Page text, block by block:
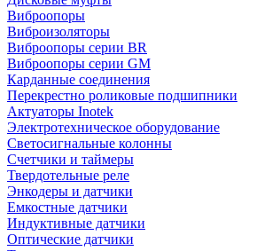
Виброопоры
Виброизоляторы
Виброопоры серии BR
Виброопоры серии GM
Карданные соединения
Перекрестно роликовые подшипники
Актуаторы Inotek
Электротехническое оборудование
Светосигнальные колонны
Счетчики и таймеры
Твердотельные реле
Энкодеры и датчики
Емкостные датчики
Индуктивные датчики
Оптические датчики